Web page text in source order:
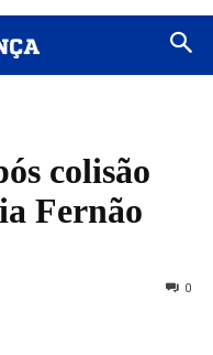
colisão
Fernão
0